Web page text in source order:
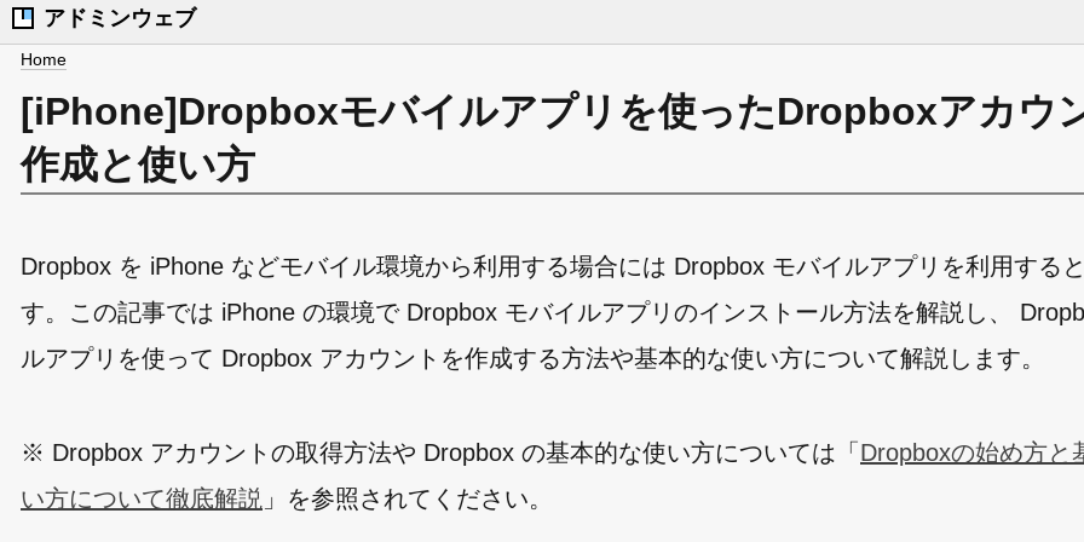
アドミンウェブ
Home
[iPhone]Dropboxモバイルアプリを使ったDropboxアカウ
作成と使い方
Dropbox を iPhone などモバイル環境から利用する場合には Dropbox モバイルアプリを利用する
す。この記事では iPhone の環境で Dropbox モバイルアプリのインストール方法を解説し、
ルアプリを使って Dropbox アカウントを作成する方法や基本的な使い方について解説します。
※ Dropbox アカウントの取得方法や Dropbox の基本的な使い方については「 Dropboxの始め方と
い方について徹底解説 」を参照されてください。